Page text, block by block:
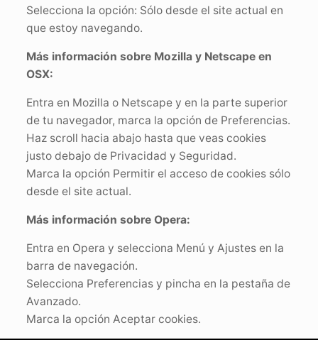
Selecciona la opción: Sólo desde el site actual en
que estoy navegando.
Más información sobre Mozilla y Netscape en
OSX:
Entra en Mozilla o Netscape y en la parte superior
de tu navegador, marca la opción de Preferencias.
Haz scroll hacia abajo hasta que veas cookies
justo debajo de Privacidad y Seguridad.
Marca la opción Permitir el acceso de cookies sólo
desde el site actual.
Más información sobre Opera:
Entra en Opera y selecciona Menú y Ajustes en la
barra de navegación.
Selecciona Preferencias y pincha en la pestaña de
Avanzado.
Marca la opción Aceptar cookies.